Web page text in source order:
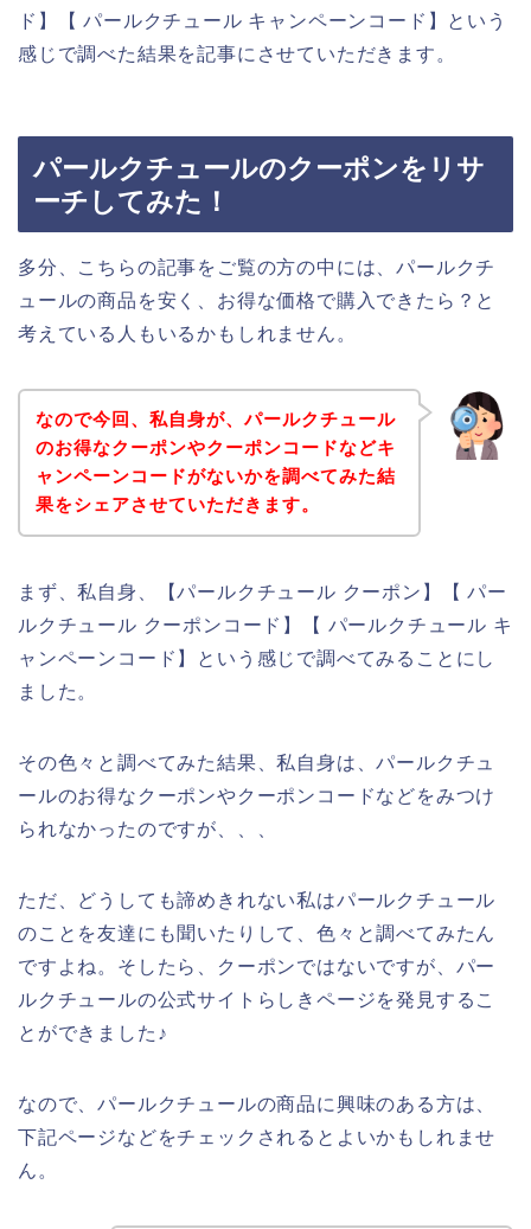
ド】【 パールクチュール キャンペーンコード】という
感じで調べた結果を記事にさせていただきます。
パールクチュールのクーポンをリサ
ーチしてみた！
多分、こちらの記事をご覧の方の中には、パールクチ
ュールの商品を安く、お得な価格で購入できたら？と
考えている人もいるかもしれません。
なので今回、私自身が、パールクチュール
のお得なクーポンやクーポンコードなどキ
ャンペーンコードがないかを調べてみた結
果をシェアさせていただきます。
まず、私自身、【パールクチュール クーポン】【 パー
ルクチュール クーポンコード】【 パールクチュール キ
ャンペーンコード】という感じで調べてみることにし
ました。
その色々と調べてみた結果、私自身は、パールクチュ
ールのお得なクーポンやクーポンコードなどをみつけ
られなかったのですが、、、
ただ、どうしても諦めきれない私はパールクチュール
のことを友達にも聞いたりして、色々と調べてみたん
ですよね。そしたら、クーポンではないですが、パー
ルクチュールの公式サイトらしきページを発見するこ
とができました♪
なので、パールクチュールの商品に興味のある方は、
下記ページなどをチェックされるとよいかもしれませ
ん。